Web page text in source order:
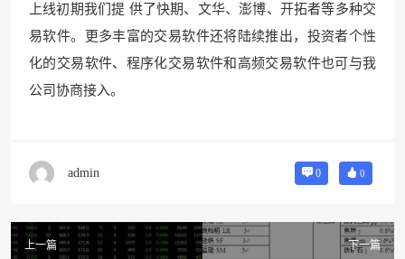
上线初期我们提 供了快期、文华、澎博、开拓者等多种交
易软件。更多丰富的交易软件还将陆续推出，投资者个性
化的交易软件、程序化交易软件和高频交易软件也可与我
公司协商接入。
admin 0 0
上一篇
下一篇